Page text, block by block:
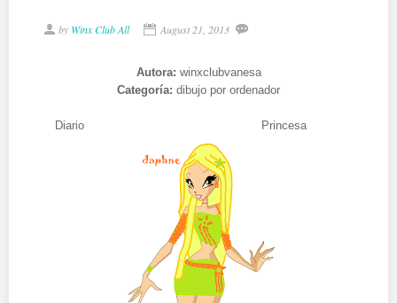
by Winx Club All August 21, 2013
Autora: winxclubvanesa
Categoría: dibujo por ordenador
Diario Princesa